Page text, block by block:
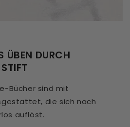
ÜBEN DURCH
Bücher sind mit
die sich nach
auflöst.